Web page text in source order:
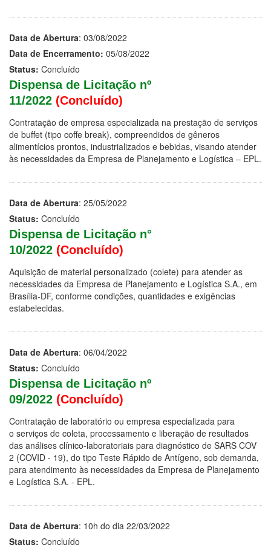
Data de Abertura: 03/08/2022
Data de Encerramento: 05/08/2022
Status: Concluído
Dispensa de Licitação nº
11/2022 (Concluído)
Contratação de empresa especializada na prestação de serviços
de buffet (tipo coffe break), compreendidos de gêneros
alimentícios prontos, industrializados e bebidas, visando atender
às necessidades da Empresa de Planejamento e Logística – EPL.
Data de Abertura: 25/05/2022
Status: Concluído
Dispensa de Licitação n°
10/2022 (Concluído)
Aquisição de material personalizado (colete) para atender as
necessidades da Empresa de Planejamento e Logística S.A., em
Brasília-DF, conforme condições, quantidades e exigências
estabelecidas.
Data de Abertura: 06/04/2022
Status: Concluído
Dispensa de Licitação nº
09/2022 (Concluído)
Contratação de laboratório ou empresa especializada para
o serviços de coleta, processamento e liberação de resultados
das análises clínico-laboratoriais para diagnóstico de SARS COV
2 (COVID - 19), do tipo Teste Rápido de Antígeno, sob demanda,
para atendimento às necessidades da Empresa de Planejamento
e Logística S.A. - EPL.
Data de Abertura: 10h do dia 22/03/2022
Status: Concluído